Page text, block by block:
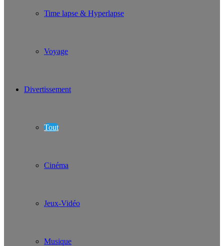
Time lapse & Hyperlapse
Voyage
Divertissement
Tout
Cinéma
Jeux-Vidéo
Musique